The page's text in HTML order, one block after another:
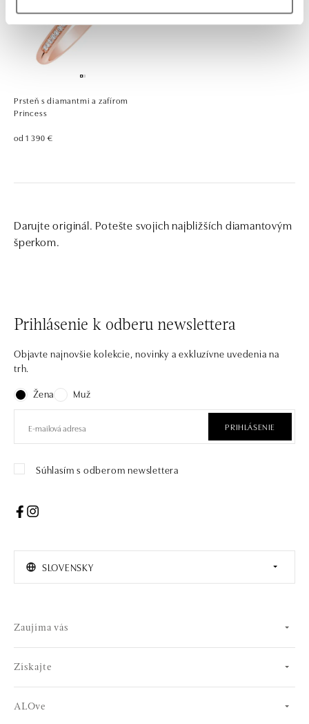
Prsteň s diamantmi a zafírom
Princess
od 1 390 €
Darujte originál. Potešte svojich najbližších diamantovým
šperkom.
Prihlásenie k odberu newslettera
Objavte najnovšie kolekcie, novinky a exkluzívne uvedenia na
trh.
Žena
Muž
PRIHLÁSENIE
Súhlasím s odberom newslettera
SLOVENSKY
Zaujíma vás
Získajte
ALOve